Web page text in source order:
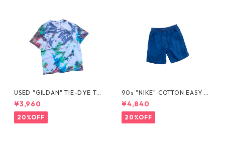
USED "GILDAN" TIE-DYE TE
E
¥3,960
20%OFF
90s "NIKE" COTTON EASY S
HORTS
¥4,840
20%OFF